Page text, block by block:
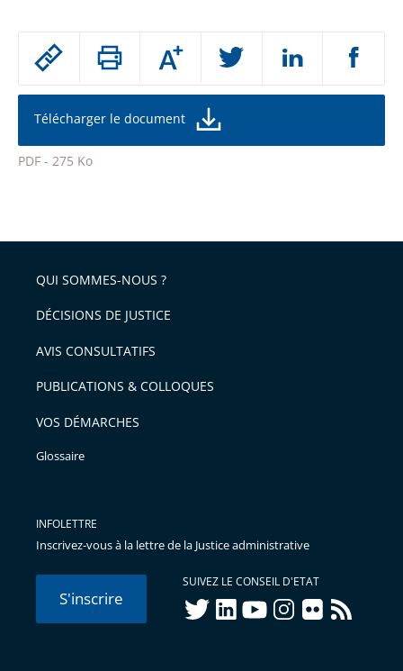
Passer
partage
de
l'article
pour
Augmenter
ou
la
de
police
Télécharger le document
PDF - 275 Ko
l'article
pour
avant
QUI SOMMES-NOUS ?
DÉCISIONS DE JUSTICE
AVIS CONSULTATIFS
PUBLICATIONS & COLLOQUES
VOS DÉMARCHES
Glossaire
INFOLETTRE
Inscrivez-vous à la lettre de la Justice administrative
S'inscrire
SUIVEZ LE CONSEIL D'ETAT
twitterlinkedInyoutubeinstagram
flickr rss